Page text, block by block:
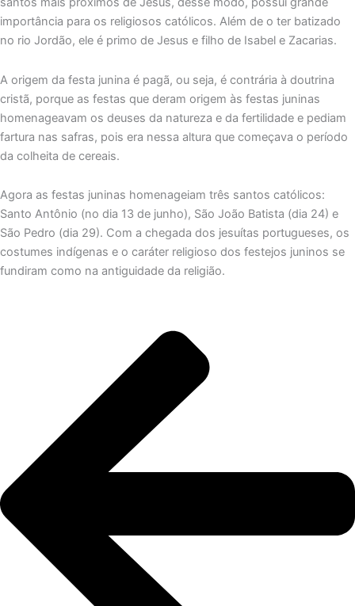
importância para os religiosos católicos. Além de o ter batizado
no rio Jordão, ele é primo de Jesus e filho de Isabel e Zacarias.
A origem da festa junina é pagã, ou seja, é contrária à doutrina
cristã, porque as festas que deram origem às festas juninas
homenageavam os deuses da natureza e da fertilidade e pediam
fartura nas safras, pois era nessa altura que começava o período
da colheita de cereais.
Agora as festas juninas homenageiam três santos católicos:
Santo Antônio (no dia 13 de junho), São João Batista (dia 24) e
São Pedro (dia 29). Com a chegada dos jesuítas portugueses, os
costumes indígenas e o caráter religioso dos festejos juninos se
fundiram como na antiguidade da religião.